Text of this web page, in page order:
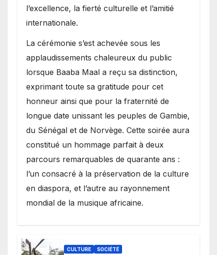
l’excellence, la fierté culturelle et l’amitié
internationale.
​La cérémonie s’est achevée sous les
applaudissements chaleureux du public
lorsque Baaba Maal a reçu sa distinction,
exprimant toute sa gratitude pour cet
honneur ainsi que pour la fraternité de
longue date unissant les peuples de Gambie,
du Sénégal et de Norvège. Cette soirée aura
constitué un hommage parfait à deux
parcours remarquables de quarante ans :
l’un consacré à la préservation de la culture
en diaspora, et l’autre au rayonnement
mondial de la musique africaine.
CULTURE SOCIÉTÉ